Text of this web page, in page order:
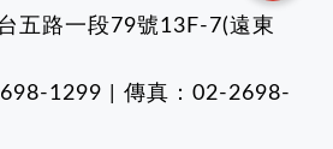
五路一段79號13F-7(遠東
1299 | 傳真：02-2698-